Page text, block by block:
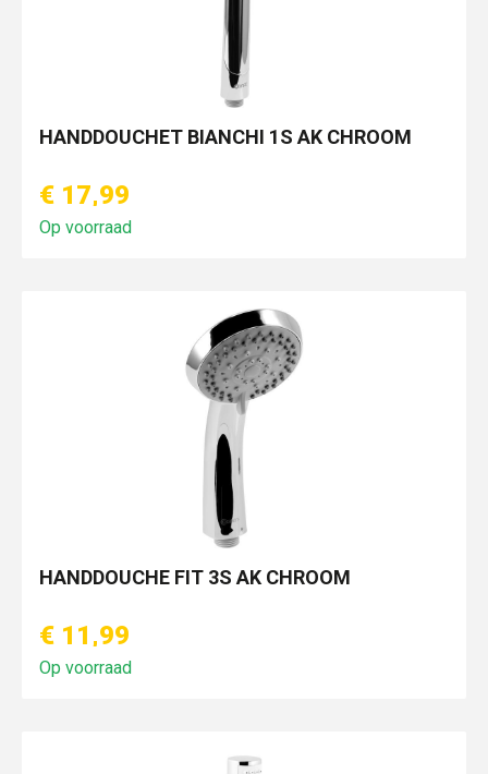
HANDDOUCHET BIANCHI 1S AK CHROOM
€ 17,99
Op voorraad
HANDDOUCHE FIT 3S AK CHROOM
€ 11,99
Op voorraad